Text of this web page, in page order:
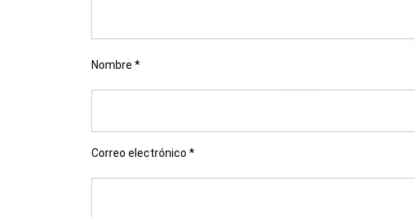
Nombre *
Correo electrónico *